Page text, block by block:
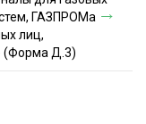
ГАЗПРОМа
лиц,
(Форма Д.3)